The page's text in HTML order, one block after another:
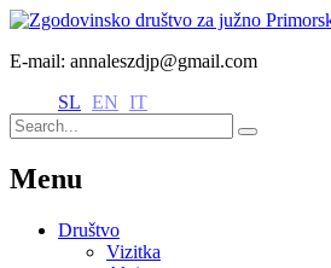
E-mail: annaleszdjp@gmail.com
SL EN IT
Menu
Društvo
Vizitka